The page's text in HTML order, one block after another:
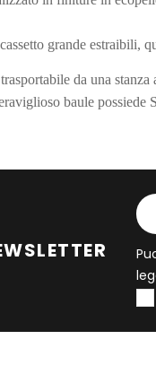
grande estraibili,
da una stanza
baule possiede